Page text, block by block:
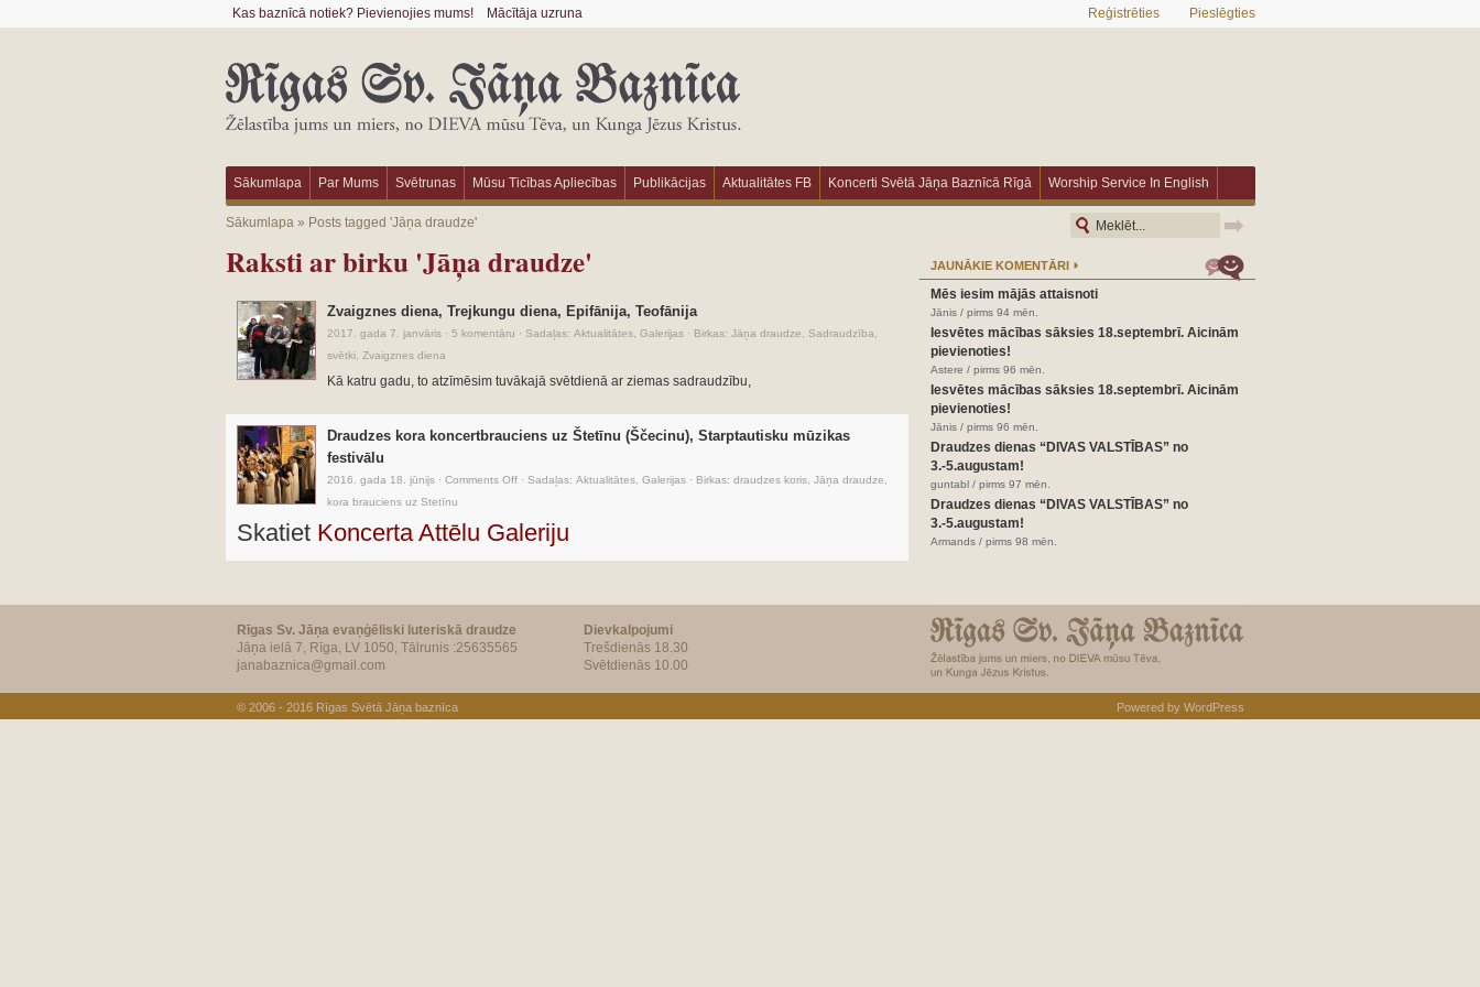
Kas baznīcā notiek? Pievienojies mums! Mācītāja uzruna Reģistrēties Pieslēgties
Sākumlapa Par Mums Svētrunas Mūsu Ticības Apliecības Publikācijas Aktualitātes FB Koncerti Svētā Jāņa Baznīcā Rīgā Worship Service In English
Sākumlapa» Posts tagged 'Jāņa draudze'
Raksti ar birku 'Jāņa draudze'
Zvaigznes diena, Trejkungu diena, Epifānija, Teofānija
2017. gada 7. janvāris · 5 komentāru · Sadaļas: Aktualitātes, Galerijas · Birkas: Jāņa draudze Sadraudzība
svētki, Zvaigznes diena
Kā katru gadu, to atzīmēsim tuvākajā svētdienā ar ziemas sadraudzību,
Draudzes kora koncertbrauciens uz Štetīnu (Ščecinu), Starptautisku mūzikas
festivālu
2016. gada 18. jūnijs · Comments Off · Sadaļas: Aktualitātes, Galerijas · Birkas: draudzes koris, Jāņa draudze
kora brauciens uz Stetīnu
Skatiet Koncerta Attēlu Galeriju
JAUNĀKIE KOMENTĀRI
Mēs iesim mājās attaisnoti
Jānis / pirms 94 mēn.
Iesvētes mācības sāksies 18.septembrī. Aicinām
pievienoties!
Astere / pirms 96 mēn.
Iesvētes mācības sāksies 18.septembrī. Aicinām
pievienoties!
Jānis / pirms 96 mēn.
Draudzes dienas “DIVAS VALSTĪBAS” no
3.-5.augustam!
guntabl / pirms 97 mēn.
Draudzes dienas “DIVAS VALSTĪBAS” no
3.-5.augustam!
Armands / pirms 98 mēn.
Rīgas Sv. Jāņa evaņģēliski luteriskā draudze
Jāņa ielā 7, Rīga, LV 1050, Tālrunis :25635565
janabaznica@gmail.com
Dievkalpojumi
Trešdienās 18.30
Svētdienās 10.00
© 2006 - 2016 Rīgas Svētā Jāņa baznīca Powered by WordPress